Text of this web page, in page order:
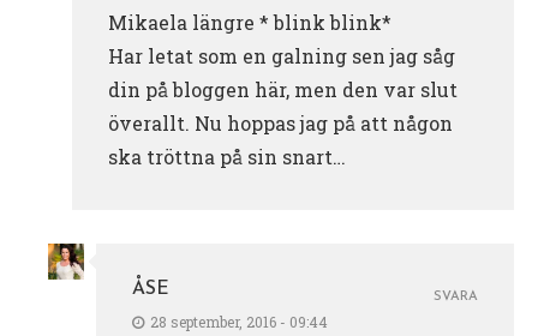
Mikaela längre * blink blink*
Har letat som en galning sen jag såg
din på bloggen här, men den var slut
överallt. Nu hoppas jag på att någon
ska tröttna på sin snart…
ÅSE
28 september, 2016 - 09:44
SVARA